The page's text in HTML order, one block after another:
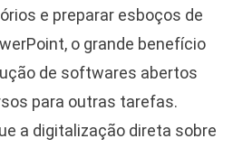
e preparar esboços de
o grande benefício
de softwares abertos
para outras tarefas.
a digitalização direta sobre